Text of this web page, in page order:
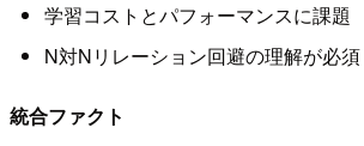
学習コストとパフォーマンスに課題
N対Nリレーション回避の理解が必須
統合ファクト